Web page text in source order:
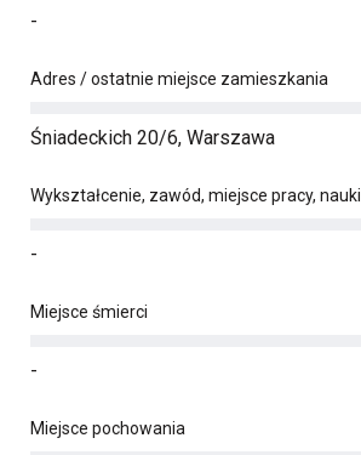
-
Adres / ostatnie miejsce zamieszkania
Śniadeckich 20/6, Warszawa
Wykształcenie, zawód, miejsce pracy, nauki
-
Miejsce śmierci
-
Miejsce pochowania